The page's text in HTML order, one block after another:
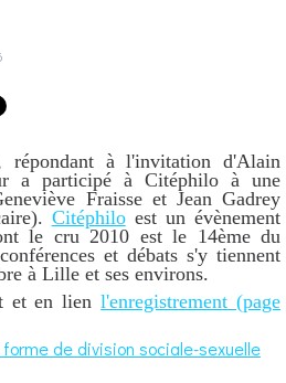
répondant à l'invitation d'Alain
a participé à Citéphilo à une
Fraisse et Jean Gadrey
Citéphiloest un évènement
le cru 2010 est le 14ème du
et débats s'y tiennent
à Lille et ses environs.
et en lienl'enregistrement (page
forme de division sociale-sexuelle